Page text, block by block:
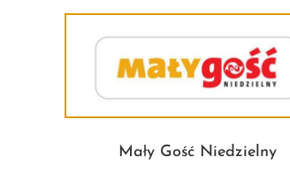
Mały Gość Niedzielny